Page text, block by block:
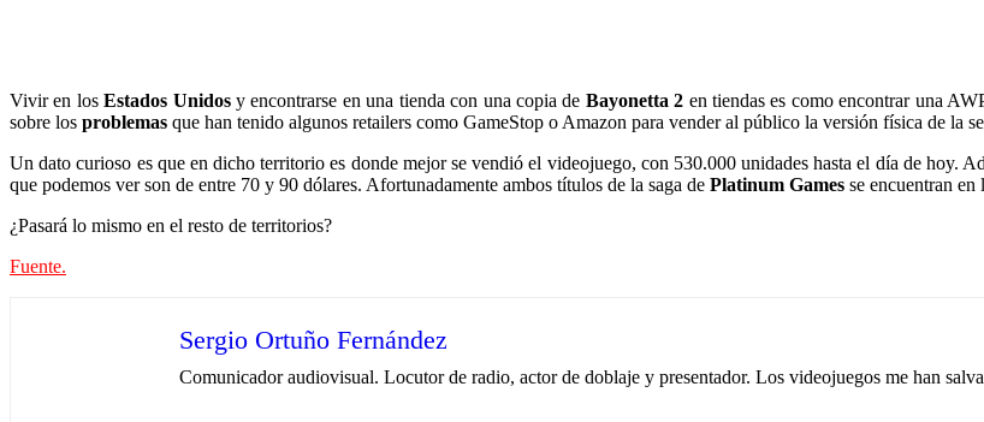
Vivir en losEstados Unidosy encontrarse en una tienda con una copia de Bayonetta 2 en tiendas es como encontrar una
sobre los problemas que han tenido algunos retailers como GameStop o Amazon para vender al público la versión física de la
Un dato curioso es que en dicho territorio es donde mejor se vendió el videojuego, con 530.000 unidades hasta el día de hoy.
que podemos ver son de entre 70 y 90 dólares. Afortunadamente ambos títulos de la saga de Platinum Games se encuentran en
¿Pasará lo mismo en el resto de territorios?
Fuente.
Sergio Ortuño Fernández
Comunicador audiovisual. Locutor de radio, actor de doblaje y presentador. Los videojuegos me han